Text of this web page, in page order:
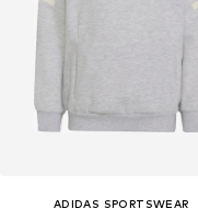
ADIDAS SPORTSWEAR